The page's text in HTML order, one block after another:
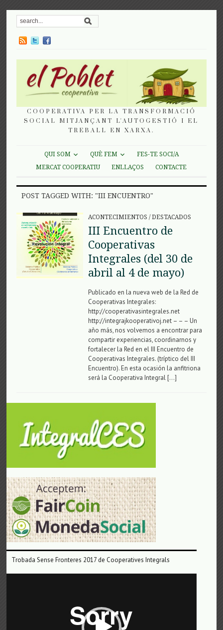
COOPERATIVA PER LA TRANSFORMACIÓ
SOCIAL MITJANÇANT L'AUTOGESTIÓ I EL
TREBALL EN XARXA.
QUI SOM QUÈ FEM
FES-TE SOCI/A
MERCAT COOPERATIU
ENLLAÇOS CONTACTE
POST TAGGED WITH: "III ENCUENTRO"
ACONTECIMIENTOS /DESTACADOS
III Encuentro de
Cooperativas
Integrales (del 30 de
abril al 4 de mayo)
Publicado en la nueva web de la Red de
Cooperativas Integrales:
http://cooperativasintegrales.net
http://integrajkooperativoj.net – – – Un
año más, nos volvemos a encontrar para
compartir experiencias, coordinarnos y
fortalecer la Red en el III Encuentro de
Cooperativas Integrales. (tríptico del III
Encuentro). En esta ocasión la anfitriona
será la Cooperativa Integral […]
Trobada Sense Fronteres 2017 de Cooperatives Integrals